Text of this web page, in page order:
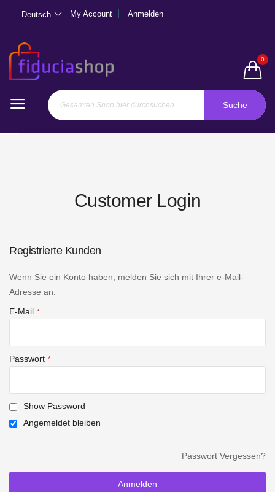
Deutsch My Account Anmelden
0
Suche
Customer Login
Registrierte Kunden
Wenn Sie ein Konto haben, melden Sie sich mit Ihrer e-Mail-
Adresse an.
E-Mail
Passwort
Show Password
Angemeldet bleiben
Anmelden
Passwort Vergessen?